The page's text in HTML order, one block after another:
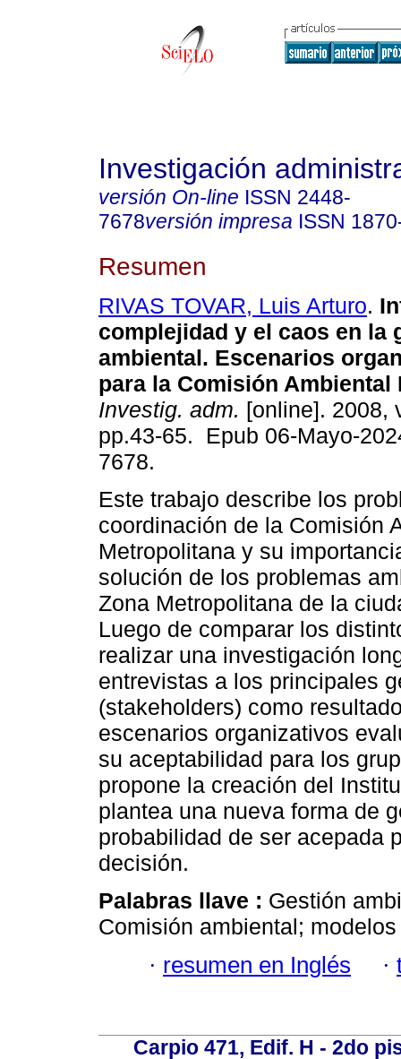
Investigación
versión On-line ISSN 2448-
7678versión impresa ISSN
Resumen
RIVAS TOVAR, Luis Arturo.
complejidad y el caos en la
ambiental. Escenarios
para la Comisión Ambiental
Investig. adm. [online]. 2008,
pp.43-65. Epub 06-Mayo-
7678.
Este trabajo describe los
coordinación de la Comisión
Metropolitana y su
solución de los problemas
Zona Metropolitana de la
Luego de comparar los
realizar una investigación
entrevistas a los principales
(stakeholders) como
escenarios organizativos
su aceptabilidad para los
propone la creación del
plantea una nueva forma de
probabilidad de ser acepada
decisión.
Palabras llave : Gestión
Comisión ambiental;
· resumen en Inglés ·
Carpio 471, Edif. H - 2do